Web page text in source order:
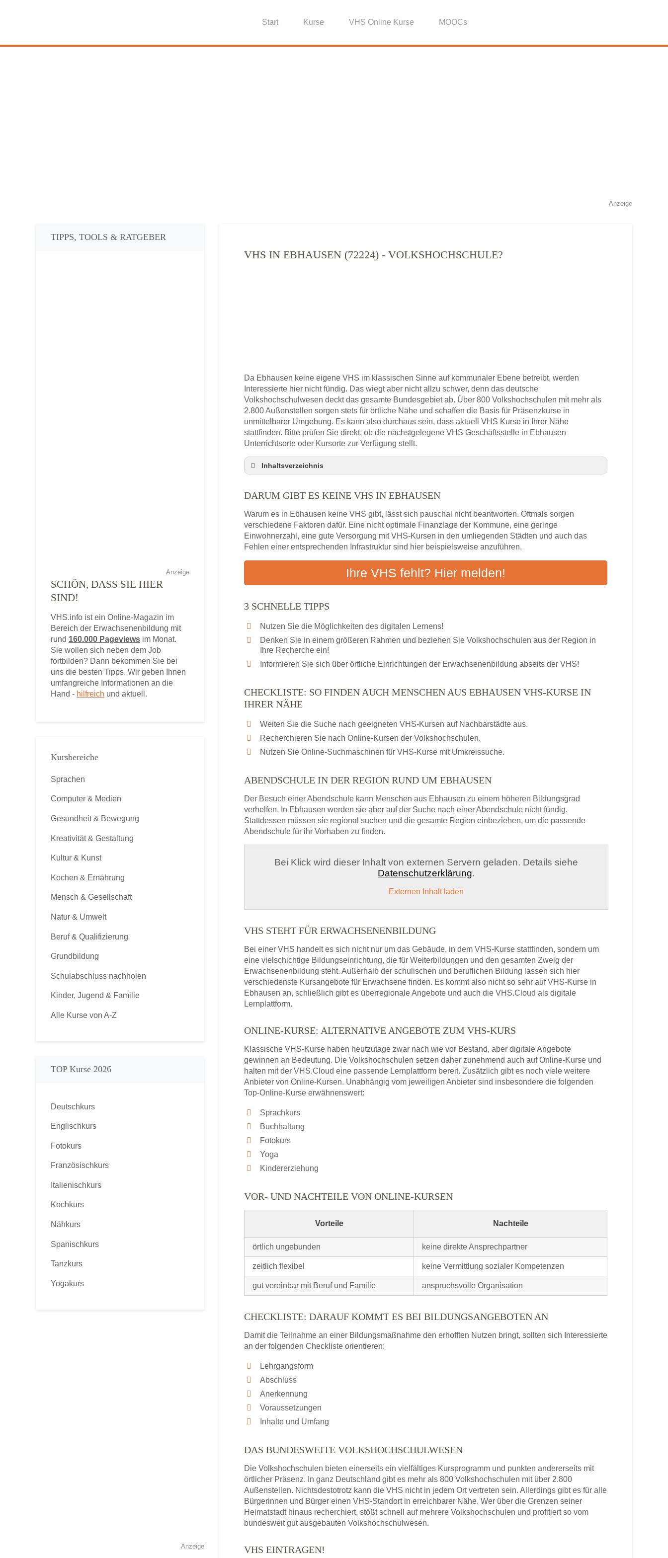
Start Kurse VHS Online Kurse MOOCs
Anzeige
VHS IN EBHAUSEN (72224) - VOLKSHOCHSCHULE?
Da Ebhausen keine eigene VHS im klassischen Sinne auf kommunaler Ebene betreibt, werden
Interessierte hier nicht fündig. Das wiegt aber nicht allzu schwer, denn das deutsche
Volkshochschulwesen deckt das gesamte Bundesgebiet ab. Über 800 Volkshochschulen mit mehr als
2.800 Außenstellen sorgen stets für örtliche Nähe und schaffen die Basis für Präsenzkurse in
unmittelbarer Umgebung. Es kann also durchaus sein, dass aktuell VHS Kurse in Ihrer Nähe
stattfinden. Bitte prüfen Sie direkt, ob die nächstgelegene VHS Geschäftsstelle in Ebhausen
Unterrichtsorte oder Kursorte zur Verfügung stellt.
Inhaltsverzeichnis
3 schnelle Tipps
Abendschule in der Region rund um Ebhausen
VHS steht für Erwachsenenbildung
Online-Kurse: Alternative Angebote zum VHS-Kurs
Checkliste: Darauf kommt es bei Bildungsangeboten an
DARUM GIBT ES KEINE VHS IN EBHAUSEN
Warum es in Ebhausen keine VHS gibt, lässt sich pauschal nicht beantworten. Oftmals sorgen
verschiedene Faktoren dafür. Eine nicht optimale Finanzlage der Kommune, eine geringe
Einwohnerzahl, eine gute Versorgung mit VHS-Kursen in den umliegenden Städten und auch das
Fehlen einer entsprechenden Infrastruktur sind hier beispielsweise anzuführen.
Ihre VHS fehlt? Hier melden!
3 SCHNELLE TIPPS
Nutzen Sie die Möglichkeiten des digitalen Lernens!
Denken Sie in einem größeren Rahmen und beziehen Sie Volkshochschulen aus der Region in
Ihre Recherche ein!
Informieren Sie sich über örtliche Einrichtungen der Erwachsenenbildung abseits der VHS!
CHECKLISTE: SO FINDEN AUCH MENSCHEN AUS EBHAUSEN VHS-KURSE IN
IHRER NÄHE
Weiten Sie die Suche nach geeigneten VHS-Kursen auf Nachbarstädte aus.
Recherchieren Sie nach Online-Kursen der Volkshochschulen.
Nutzen Sie Online-Suchmaschinen für VHS-Kurse mit Umkreissuche.
ABENDSCHULE IN DER REGION RUND UM EBHAUSEN
Der Besuch einer Abendschule kann Menschen aus Ebhausen zu einem höheren Bildungsgrad
verhelfen. In Ebhausen werden sie aber auf der Suche nach einer Abendschule nicht fündig.
Stattdessen müssen sie regional suchen und die gesamte Region einbeziehen, um die passende
Abendschule für ihr Vorhaben zu finden.
Bei Klick wird dieser Inhalt von externen Servern geladen. Details siehe
Datenschutzerklärung.
Externen Inhalt laden
VHS STEHT FÜR ERWACHSENENBILDUNG
Bei einer VHS handelt es sich nicht nur um das Gebäude, in dem VHS-Kurse stattfinden, sondern um
eine vielschichtige Bildungseinrichtung, die für Weiterbildungen und den gesamten Zweig der
Erwachsenenbildung steht. Außerhalb der schulischen und beruflichen Bildung lassen sich hier
verschiedenste Kursangebote für Erwachsene finden. Es kommt also nicht so sehr auf VHS-Kurse in
Ebhausen an, schließlich gibt es überregionale Angebote und auch die VHS.Cloud als digitale
Lernplattform.
ONLINE-KURSE: ALTERNATIVE ANGEBOTE ZUM VHS-KURS
Klassische VHS-Kurse haben heutzutage zwar nach wie vor Bestand, aber digitale Angebote
gewinnen an Bedeutung. Die Volkshochschulen setzen daher zunehmend auch auf Online-Kurse und
halten mit der VHS.Cloud eine passende Lernplattform bereit. Zusätzlich gibt es noch viele weitere
Anbieter von Online-Kursen. Unabhängig vom jeweiligen Anbieter sind insbesondere die folgenden
Top-Online-Kurse erwähnenswert:
Sprachkurs
Buchhaltung
Fotokurs
Yoga
Kindererziehung
VOR- UND NACHTEILE VON ONLINE-KURSEN
Vorteile Nachteile
örtlich ungebunden keine direkte Ansprechpartner
zeitlich flexibel keine Vermittlung sozialer Kompetenzen
gut vereinbar mit Beruf und Familie anspruchsvolle Organisation
CHECKLISTE: DARAUF KOMMT ES BEI BILDUNGSANGEBOTEN AN
Damit die Teilnahme an einer Bildungsmaßnahme den erhofften Nutzen bringt, sollten sich Interessierte
an der folgenden Checkliste orientieren:
Lehrgangsform
Abschluss
Anerkennung
Voraussetzungen
Inhalte und Umfang
DAS BUNDESWEITE VOLKSHOCHSCHULWESEN
Die Volkshochschulen bieten einerseits ein vielfältiges Kursprogramm und punkten andererseits mit
örtlicher Präsenz. In ganz Deutschland gibt es mehr als 800 Volkshochschulen mit über 2.800
Außenstellen. Nichtsdestotrotz kann die VHS nicht in jedem Ort vertreten sein. Allerdings gibt es für alle
Bürgerinnen und Bürger einen VHS-Standort in erreichbarer Nähe. Wer über die Grenzen seiner
Heimatstadt hinaus recherchiert, stößt schnell auf mehrere Volkshochschulen und profitiert so vom
bundesweit gut ausgebauten Volkshochschulwesen.
VHS EINTRAGEN!
TIPPS, TOOLS & RATGEBER
Anzeige
SCHÖN, DASS SIE HIER
SIND!
VHS.info ist ein Online-Magazin im
Bereich der Erwachsenenbildung mit
rund 160.000 Pageviews im Monat.
Sie wollen sich neben dem Job
fortbilden? Dann bekommen Sie bei
uns die besten Tipps. Wir geben Ihnen
umfangreiche Informationen an die
Hand - hilfreich und aktuell.
Kursbereiche
Sprachen
Computer & Medien
Gesundheit & Bewegung
Kreativität & Gestaltung
Kultur & Kunst
Kochen & Ernährung
Mensch & Gesellschaft
Natur & Umwelt
Beruf & Qualifizierung
Grundbildung
Schulabschluss nachholen
Kinder, Jugend & Familie
Alle Kurse von A-Z
TOP Kurse 2026
Deutschkurs
Englischkurs
Fotokurs
Französischkurs
Italienischkurs
Kochkurs
Nähkurs
Spanischkurs
Tanzkurs
Yogakurs
Anzeige